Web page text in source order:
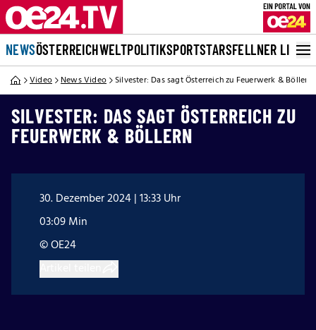
NEWSÖSTERREICHWELTPOLITIKSPORTSTARSFELLNER LIVE
Video News Video Silvester: Das sagt Österreich zu Feuerwerk & Böllern
SILVESTER: DAS SAGT ÖSTERREICH ZU
FEUERWERK & BÖLLERN
30. Dezember 2024 | 13:33 Uhr
03:09 Min
© OE24